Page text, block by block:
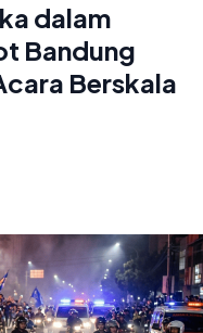
dalam
Bandung
Berskala